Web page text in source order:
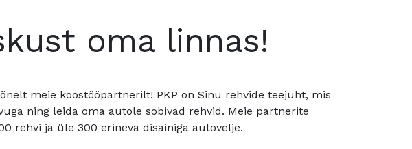
oma linnas!
meie koostööpartnerilt! PKP on Sinu rehvide teejuht, mis
ning leida oma autole sobivad rehvid. Meie partnerite
rehvi ja üle 300 erineva disainiga autovelje.